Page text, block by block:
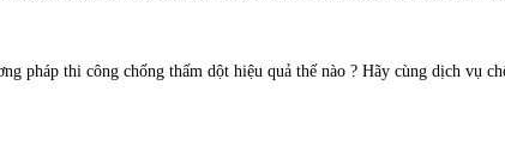
pháp thi công chống thấm dột hiệu quả thế nào ? Hãy cùng dịch vụ